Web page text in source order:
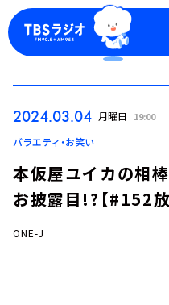
ログイン
2024.03.04 月曜日 19:00
バラエティ・お笑い
本仮屋ユイカの相棒
お披露目!?【#152放
ONE-J